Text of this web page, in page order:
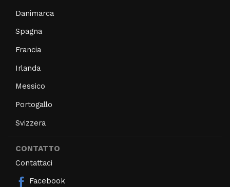
Danimarca
Spagna
Francia
Irlanda
Messico
Portogallo
Svizzera
CONTATTO
Contattaci
Facebook